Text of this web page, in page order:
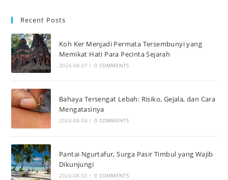
Recent Posts
Koh Ker Menjadi Permata Tersembunyi yang
Memikat Hati Para Pecinta Sejarah
2026-08-07 / 0 COMMENTS
Bahaya Tersengat Lebah: Risiko, Gejala, dan Cara
Mengatasinya
2026-08-04 / 0 COMMENTS
Pantai Ngurtafur, Surga Pasir Timbul yang Wajib
Dikunjungi
2026-08-02 / 0 COMMENTS